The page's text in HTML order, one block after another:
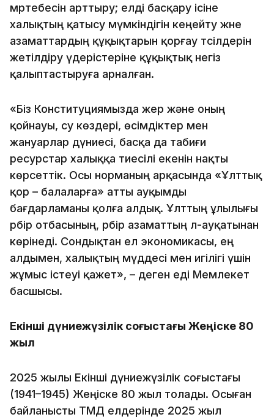
мәртебесін арттыру; елді басқару ісіне
халықтың қатысу мүмкіндігін кеңейту және
азаматтардың құқықтарын қорғау тәсілдерін
жетілдіру үдерістеріне құқықтық негіз
қалыптастыруға арналған.
«Біз Конституциямызда жер жəне оның
қойнауы, су көздері, өсімдіктер мен
жануарлар дүниесі, басқа да табиғи
ресурстар халыққа тиесілі екенін нақты
көрсеттік. Осы норманың арқасында «Ұлттық
қор – балаларға» атты ауқымды
бағдарламаны қолға алдық. Ұлттың ұлылығы
әрбір отбасының, әрбір азаматтың әл-ауқатынан
көрінеді. Сондықтан ел экономикасы, ең
алдымен, халықтың мүддесі мен игілігі үшін
жұмыс істеуі қажет», – деген еді Мемлекет
басшысы.
Екінші дүниежүзілік соғыстағы Жеңіске 80
жыл
2025 жылы Екінші дүниежүзілік соғыстағы
(1941–1945) Жеңіске 80 жыл толады. Осыған
байланысты ТМД елдерінде 2025 жыл